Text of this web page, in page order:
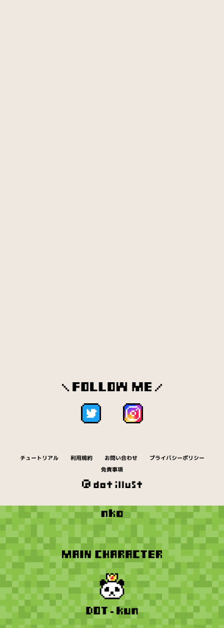
チュートリアル 利用規約 お問い合わせ
プライバシーポリシー
免責事項